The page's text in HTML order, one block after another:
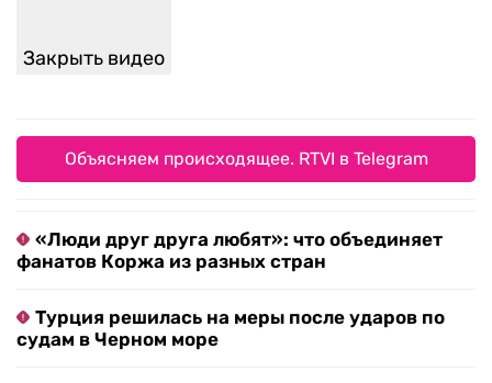
Закрыть видео
Объясняем происходящее. RTVI в Telegram
«Люди друг друга любят»: что объединяет
фанатов Коржа из разных стран
Турция решилась на меры после ударов по
судам в Черном море